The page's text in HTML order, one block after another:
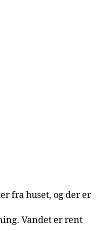
fra huset, og der er
Vandet er rent